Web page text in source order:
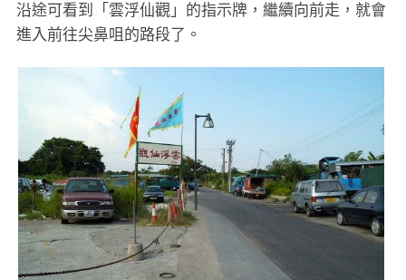
沿途可看到「雲浮仙觀」的指示牌，繼續向前走，就會
進入前往尖鼻咀的路段了。